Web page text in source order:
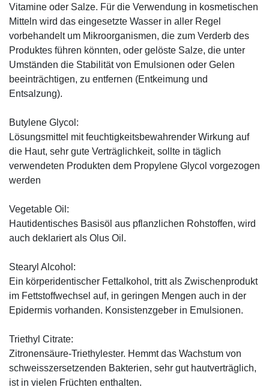
Vitamine oder Salze. Für die Verwendung in kosmetischen
Mitteln wird das eingesetzte Wasser in aller Regel
vorbehandelt um Mikroorganismen, die zum Verderb des
Produktes führen könnten, oder gelöste Salze, die unter
Umständen die Stabilität von Emulsionen oder Gelen
beeinträchtigen, zu entfernen (Entkeimung und
Entsalzung).
Butylene Glycol:
Lösungsmittel mit feuchtigkeitsbewahrender Wirkung auf
die Haut, sehr gute Verträglichkeit, sollte in täglich
verwendeten Produkten dem Propylene Glycol vorgezogen
werden
Vegetable Oil:
Hautidentisches Basisöl aus pflanzlichen Rohstoffen, wird
auch deklariert als Olus Oil.
Stearyl Alcohol:
Ein körperidentischer Fettalkohol, tritt als Zwischenprodukt
im Fettstoffwechsel auf, in geringen Mengen auch in der
Epidermis vorhanden. Konsistenzgeber in Emulsionen.
Triethyl Citrate:
Zitronensäure-Triethylester. Hemmt das Wachstum von
schweisszersetzenden Bakterien, sehr gut hautverträglich,
ist in vielen Früchten enthalten.